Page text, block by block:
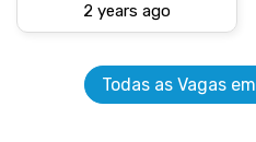
2 years ago
Todas as Vagas em